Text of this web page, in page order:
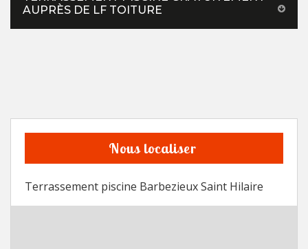
AUPRÈS DE LF TOITURE
Nous localiser
Terrassement piscine Barbezieux Saint Hilaire